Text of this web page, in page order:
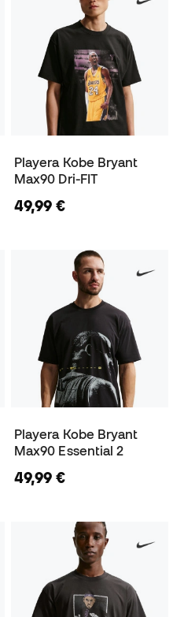
Playera Kobe Bryant
Max90 Dri-FIT
49,99 €
Playera Kobe Bryant
Max90 Essential 2
49,99 €